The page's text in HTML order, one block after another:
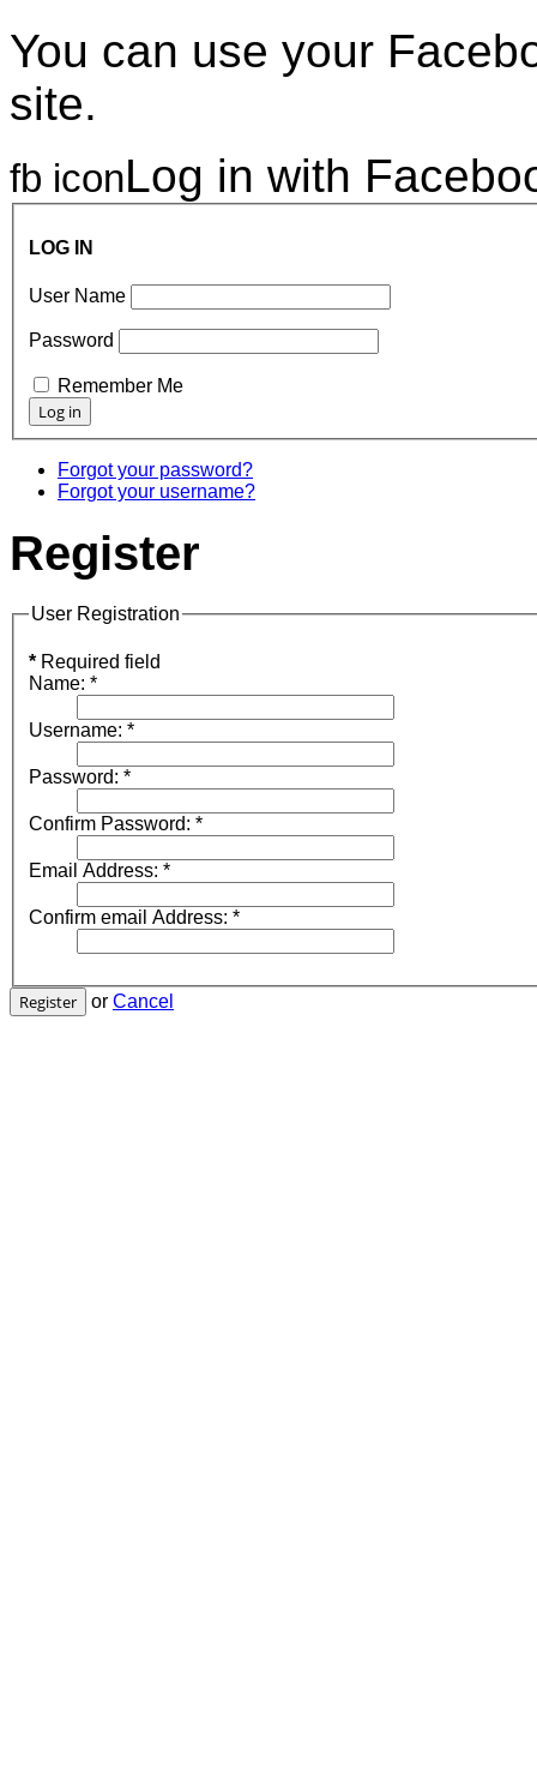
You can use your
site.
fb iconLog in with
LOG IN
User Name
Password
Remember Me
Forgot your password?
Forgot your username?
Register
User Registration
* Required field
Name: *
Username: *
Password: *
Confirm Password: *
Email Address: *
Confirm email Address: *
Register or Cancel